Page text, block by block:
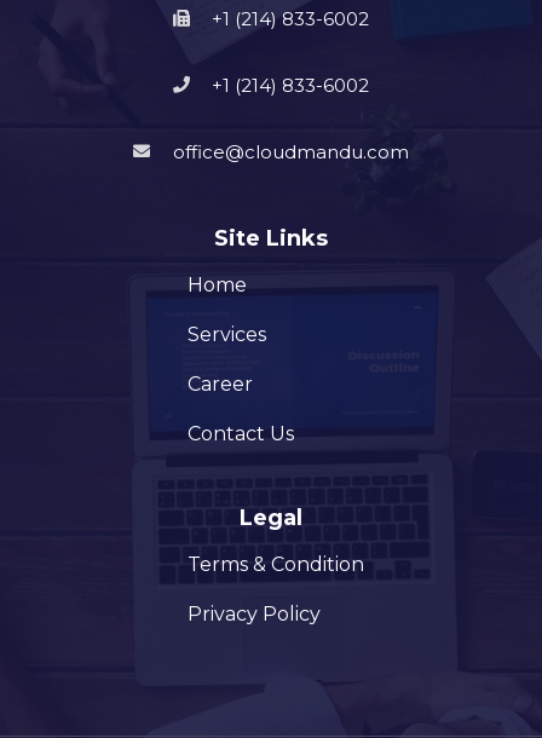
+1 (214) 833-6002
+1 (214) 833-6002
office@cloudmandu.com
Site Links
Home
Services
Career
Contact Us
Legal
Terms & Condition
Privacy Policy